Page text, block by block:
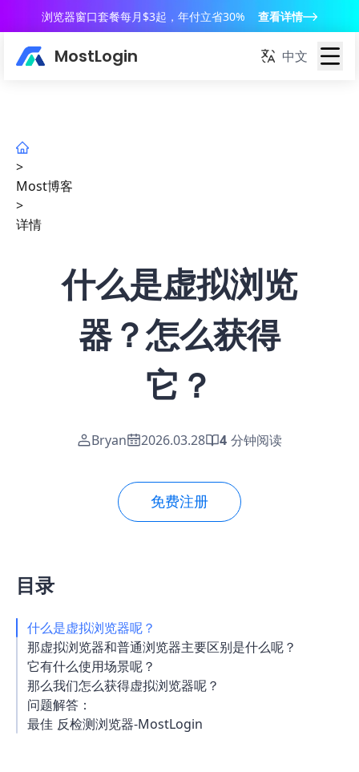
浏览器窗口套餐每月$3起，年付立省30% 查看详情
MostLogin 中文
>
Most博客
>
详情
什么是虚拟浏览
器？怎么获得
它？
Bryan 2026.03.28 4 分钟阅读
免费注册
目录
什么是虚拟浏览器呢？
那虚拟浏览器和普通浏览器主要区别是什么呢？
它有什么使用场景呢？
那么我们怎么获得虚拟浏览器呢？
问题解答：
最佳 反检测浏览器-MostLogin